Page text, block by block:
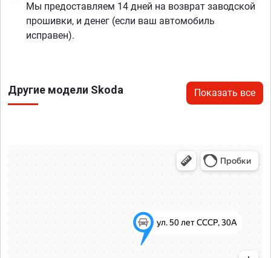
Мы предоставляем 14 дней на возврат заводской
прошивки, и денег (если ваш автомобиль
исправен).
Другие модели Skoda Показать все